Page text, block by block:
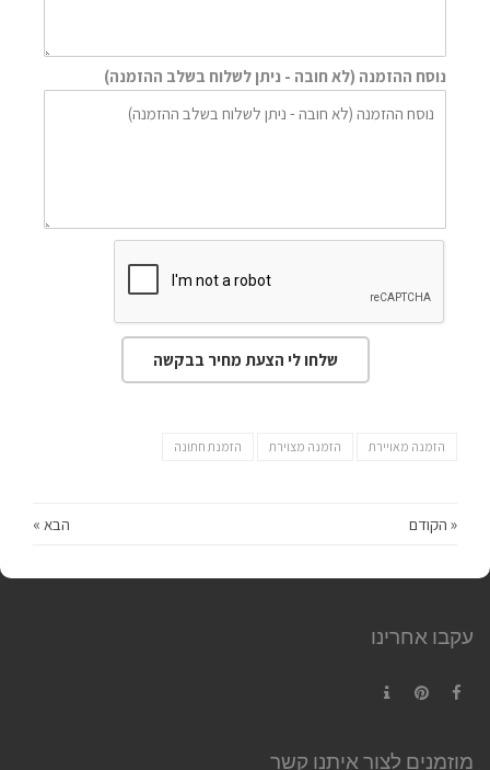
נוסח ההזמנה (לא חובה - ניתן לשלוח בשלב ההזמנה)
שלחו לי הצעת מחיר בבקשה
הזמנה מאויירת הזמנה מצוירת הזמנת חתונה
« הקודם הבא »
עקבו אחרינו
מוזמנים לצור איתנו קשר